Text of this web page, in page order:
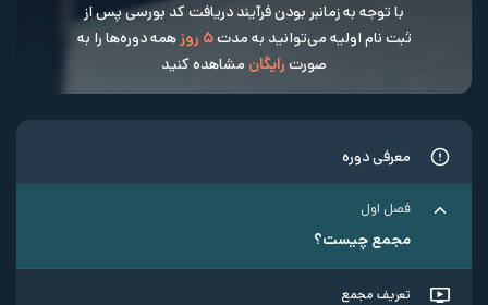
معرفی دوره
فصل اول
مجمع چیست؟
تعریف مجمع
با توجه به زمانبر بودن فرآیند دریافت کد بورسی پس از
ثبت نام اولیه می‌توانید به مدت5 روز
همه دوره‌ها را به
صورت رایگان مشاهده کنید